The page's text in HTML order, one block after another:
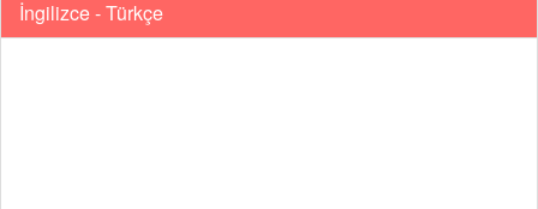
İngilizce - Türkçe